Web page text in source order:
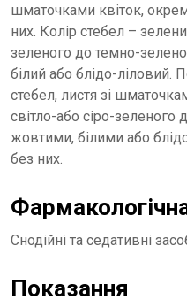
шматочками квіток,
них. Колір стебел –
зеленого до темно-
білий або блідо-
стебел, листя зі
світло-або сіро-
жовтими, білими або
без них.
Снодійні та седативні
Показання